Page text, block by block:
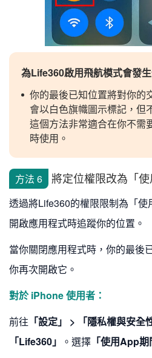
為Life360啟用飛航模式會發
你的最後已知位置將對你的
會以白色旗幟圖示標記，但
這個方法非常適合在你不需
時使用。
方法 6 將定位權限改為「使
透過將Life360的權限限制為「
開啟應用程式時追蹤你的位置。
當你關閉應用程式時，你的最後
你再次開啟它。
對於 iPhone 使用者：
前往 「設定」 > 「隱私權與安全
「Life360」
。選擇 「使用App期